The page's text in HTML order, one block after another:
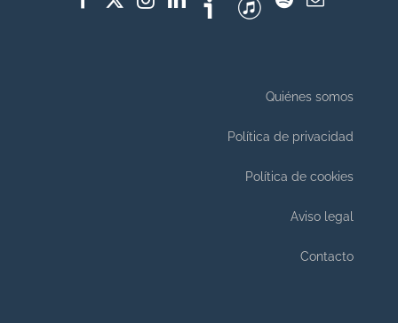
Quiénes somos
Política de privacidad
Política de cookies
Aviso legal
Contacto